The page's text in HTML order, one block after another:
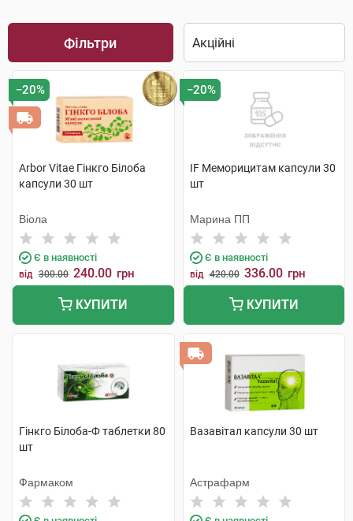
Фільтри
−20%
Arbor Vitae Гінкго Білоба
капсули 30 шт
Віола
Є в наявності
від 300.00 240.00 грн
КУПИТИ
−20%
IF Меморицитам капсули 30
шт
Марина ПП
Є в наявності
від 420.00 336.00 грн
КУПИТИ
Гінкго Білоба-Ф таблетки 80
шт
Фармаком
Вазавітал капсули 30 шт
Астрафарм